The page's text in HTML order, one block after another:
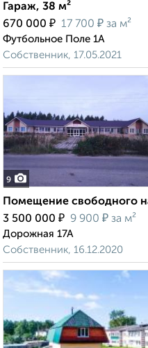
Гараж, 38 м²
670 000 ₽ 17 700 ₽ за м²
Футбольное Поле 1А
Собственник, 17.05.2021
9
Помещение свободного
3 500 000 ₽ 9 900 ₽ за м²
Дорожная 17А
Собственник, 16.12.2020